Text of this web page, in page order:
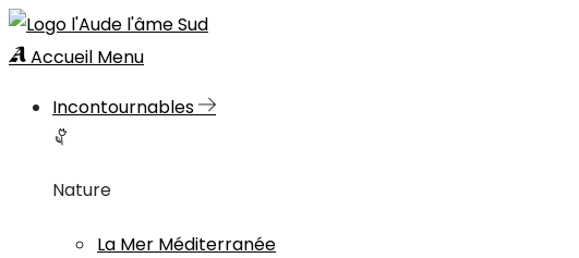
Accueil Menu
Incontournables
Nature
La Mer Méditerranée